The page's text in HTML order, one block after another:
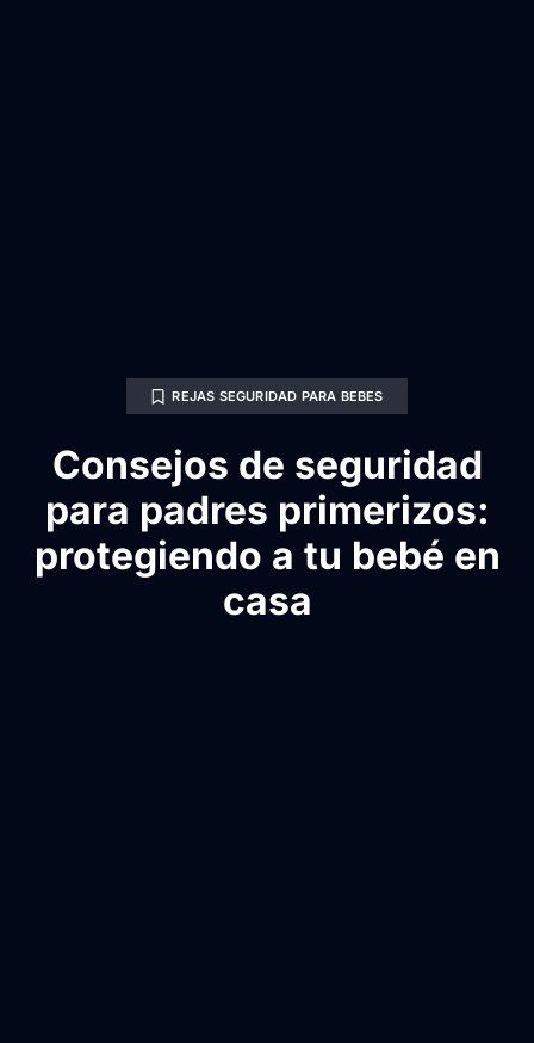
REJAS SEGURIDAD PARA BEBES
Consejos de seguridad
para padres primerizos:
protegiendo a tu bebé en
casa